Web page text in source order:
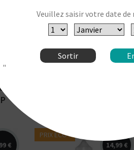
fraise. E-liquide Salt E-
Vapor Wonderful Tart.
Disponible en 10 ml
aux sels...
€
PRIX ÉCO !
14,99 €
Veuillez saisir votre date de
Sortir
"